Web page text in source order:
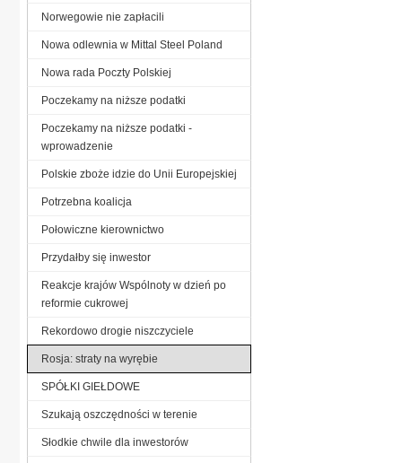
Norwegowie nie zapłacili
Nowa odlewnia w Mittal Steel Poland
Nowa rada Poczty Polskiej
Poczekamy na niższe podatki
Poczekamy na niższe podatki -
wprowadzenie
Polskie zboże idzie do Unii Europejskiej
Potrzebna koalicja
Połowiczne kierownictwo
Przydałby się inwestor
Reakcje krajów Wspólnoty w dzień po
reformie cukrowej
Rekordowo drogie niszczyciele
Rosja: straty na wyrębie
SPÓŁKI GIEŁDOWE
Szukają oszczędności w terenie
Słodkie chwile dla inwestorów